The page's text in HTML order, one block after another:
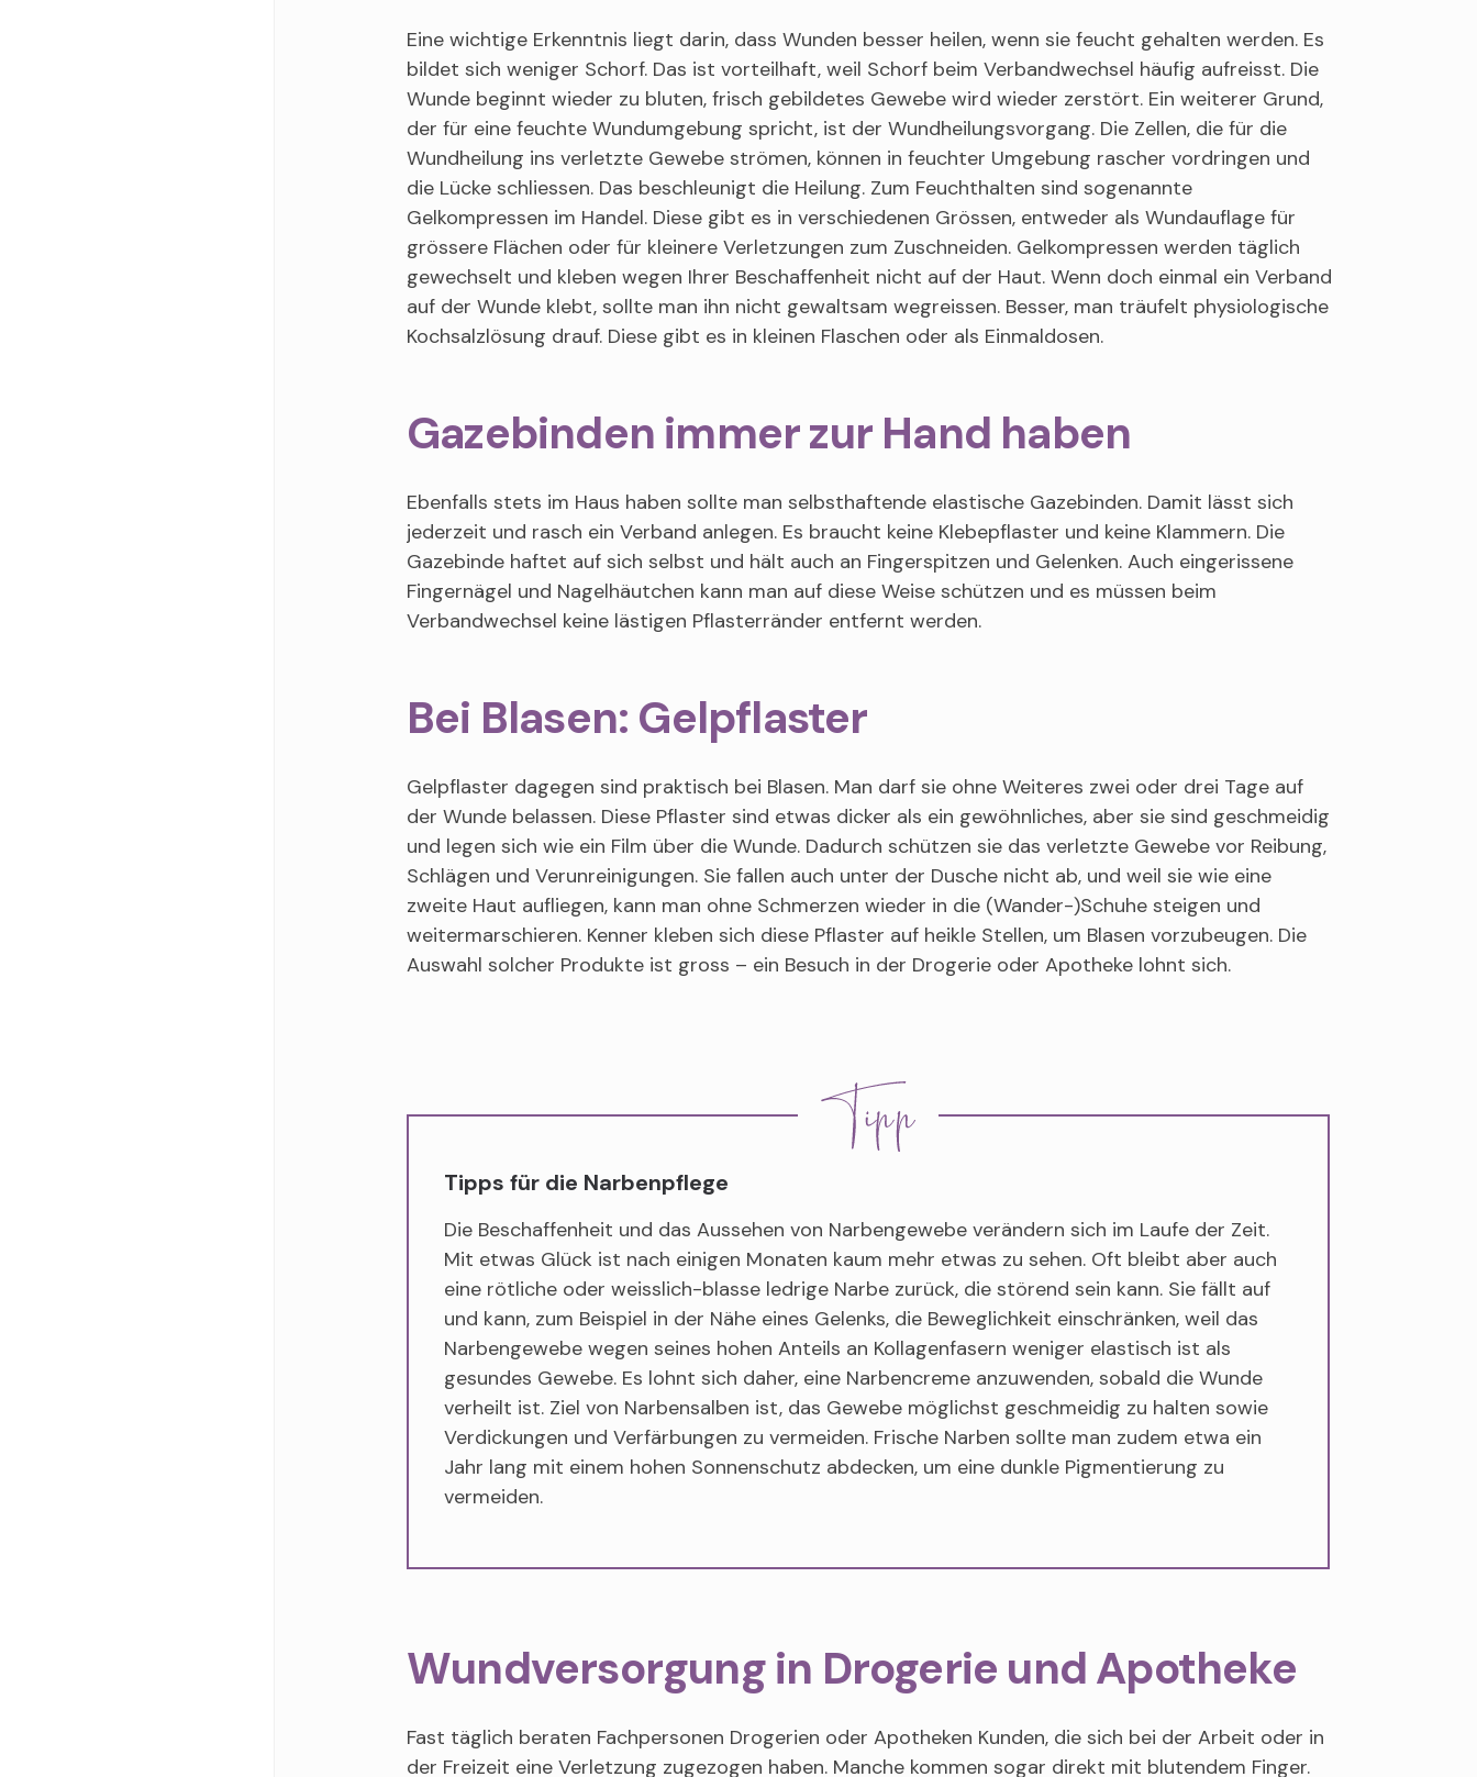
Eine wichtige Erkenntnis liegt darin, dass Wunden besser heilen, wenn sie feucht gehalten werden. Es
bildet sich weniger Schorf. Das ist vorteilhaft, weil Schorf beim Verbandwechsel häufig aufreisst. Die
Wunde beginnt wieder zu bluten, frisch gebildetes Gewebe wird wieder zerstört. Ein weiterer Grund,
der für eine feuchte Wundumgebung spricht, ist der Wundheilungsvorgang. Die Zellen, die für die
Wundheilung ins verletzte Gewebe strömen, können in feuchter Umgebung rascher vordringen und
die Lücke schliessen. Das beschleunigt die Heilung. Zum Feuchthalten sind sogenannte
Gelkompressen im Handel. Diese gibt es in verschiedenen Grössen, entweder als Wundauflage für
grössere Flächen oder für kleinere Verletzungen zum Zuschneiden. Gelkompressen werden täglich
gewechselt und kleben wegen Ihrer Beschaffenheit nicht auf der Haut. Wenn doch einmal ein Verband
auf der Wunde klebt, sollte man ihn nicht gewaltsam wegreissen. Besser, man träufelt physiologische
Kochsalzlösung drauf. Diese gibt es in kleinen Flaschen oder als Einmaldosen.
Gazebinden immer zur Hand haben
Ebenfalls stets im Haus haben sollte man selbsthaftende elastische Gazebinden. Damit lässt sich
jederzeit und rasch ein Verband anlegen. Es braucht keine Klebepflaster und keine Klammern. Die
Gazebinde haftet auf sich selbst und hält auch an Fingerspitzen und Gelenken. Auch eingerissene
Fingernägel und Nagelhäutchen kann man auf diese Weise schützen und es müssen beim
Verbandwechsel keine lästigen Pflasterränder entfernt werden.
Bei Blasen: Gelpflaster
Gelpflaster dagegen sind praktisch bei Blasen. Man darf sie ohne Weiteres zwei oder drei Tage auf
der Wunde belassen. Diese Pflaster sind etwas dicker als ein gewöhnliches, aber sie sind geschmeidig
und legen sich wie ein Film über die Wunde. Dadurch schützen sie das verletzte Gewebe vor Reibung,
Schlägen und Verunreinigungen. Sie fallen auch unter der Dusche nicht ab, und weil sie wie eine
zweite Haut aufliegen, kann man ohne Schmerzen wieder in die (Wander-)Schuhe steigen und
weitermarschieren. Kenner kleben sich diese Pflaster auf heikle Stellen, um Blasen vorzubeugen. Die
Auswahl solcher Produkte ist gross – ein Besuch in der Drogerie oder Apotheke lohnt sich.
Tipps für die Narbenpflege
Die Beschaffenheit und das Aussehen von Narbengewebe verändern sich im Laufe der Zeit.
Mit etwas Glück ist nach einigen Monaten kaum mehr etwas zu sehen. Oft bleibt aber auch
eine rötliche oder weisslich-blasse ledrige Narbe zurück, die störend sein kann. Sie fällt auf
und kann, zum Beispiel in der Nähe eines Gelenks, die Beweglichkeit einschränken, weil das
Narbengewebe wegen seines hohen Anteils an Kollagenfasern weniger elastisch ist als
gesundes Gewebe. Es lohnt sich daher, eine Narbencreme anzuwenden, sobald die Wunde
verheilt ist. Ziel von Narbensalben ist, das Gewebe möglichst geschmeidig zu halten sowie
Verdickungen und Verfärbungen zu vermeiden. Frische Narben sollte man zudem etwa ein
Jahr lang mit einem hohen Sonnenschutz abdecken, um eine dunkle Pigmentierung zu
vermeiden.
Wundversorgung in Drogerie und Apotheke
Fast täglich beraten Fachpersonen Drogerien oder Apotheken Kunden, die sich bei der Arbeit oder in
der Freizeit eine Verletzung zugezogen haben. Manche kommen sogar direkt mit blutendem Finger.